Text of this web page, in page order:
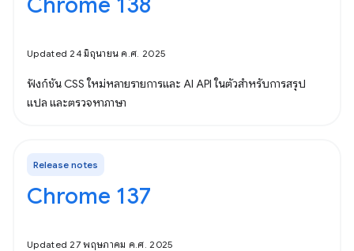
Updated 24 มิถุนายน ค.ศ. 2025
ฟังก์ชัน CSS ใหม่หลายรายการและ AI API ในตัวสําหรับการสรุป
แปล และตรวจหาภาษา
Release notes
Chrome 137
Updated 27 พฤษภาคม ค.ศ. 2025